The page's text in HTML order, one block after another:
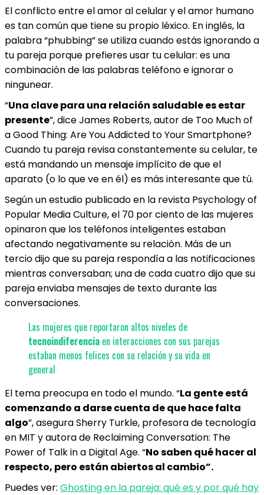
El conflicto entre el amor al celular y el amor humano
es tan común que tiene su propio léxico. En inglés, la
palabra “phubbing” se utiliza cuando estás ignorando a
tu pareja porque prefieres usar tu celular: es una
combinación de las palabras teléfono e ignorar o
ningunear.
“Una clave para una relación saludable es estar
presente”, dice James Roberts, autor de Too Much of
a Good Thing: Are You Addicted to Your Smartphone?
Cuando tu pareja revisa constantemente su celular, te
está mandando un mensaje implícito de que el
aparato (o lo que ve en él) es más interesante que tú.
Según un estudio publicado en la revista Psychology of
Popular Media Culture, el 70 por ciento de las mujeres
opinaron que los teléfonos inteligentes estaban
afectando negativamente su relación. Más de un
tercio dijo que su pareja respondía a las notificaciones
mientras conversaban; una de cada cuatro dijo que su
pareja enviaba mensajes de texto durante las
conversaciones.
Las mujeres que reportaron altos niveles de
tecnoindiferencia en interacciones con sus parejas
estaban menos felices con su relación y su vida en
general
El tema preocupa en todo el mundo. “La gente está
comenzando a darse cuenta de que hace falta
algo”, asegura Sherry Turkle, profesora de tecnología
en MIT y autora de Reclaiming Conversation: The
Power of Talk in a Digital Age. “No saben qué hacer al
respecto, pero están abiertos al cambio”.
Puedes ver: Ghosting en la pareja: qué es y por qué hay